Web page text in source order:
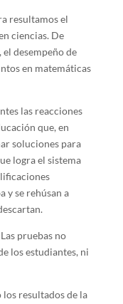
resultamos el
ciencias. De
desempeño de
en matemáticas
las reacciones
que, en
soluciones para
logra el sistema
y se rehúsan a
pruebas no
los estudiantes, ni
los resultados de la